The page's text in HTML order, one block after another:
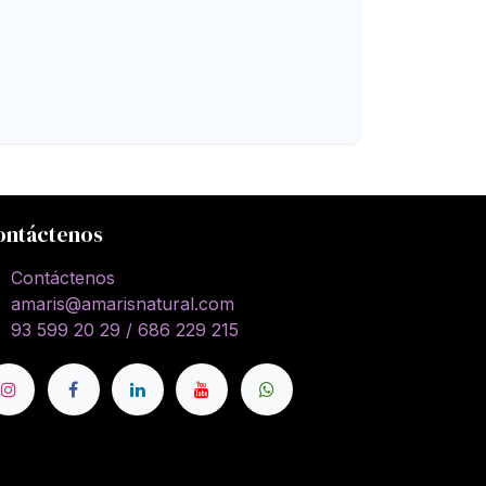
Contáctenos
amaris@amarisnatural.com
93 599 20 29 / 686 229 215